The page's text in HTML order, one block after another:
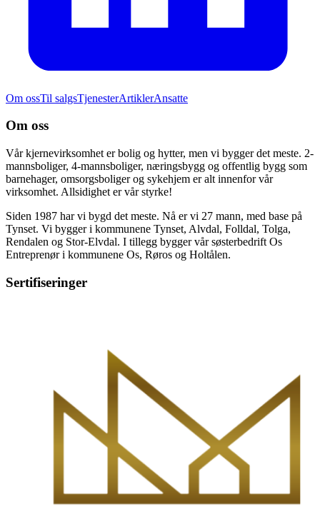
Om ossTil salgsTjenesterArtiklerAnsatte
Om oss
Vår kjernevirksomhet er bolig og hytter, men vi bygger det meste. 2-
mannsboliger, 4-mannsboliger, næringsbygg og offentlig bygg som
barnehager, omsorgsboliger og sykehjem er alt innenfor vår
virksomhet. Allsidighet er vår styrke!
Siden 1987 har vi bygd det meste. Nå er vi 27 mann, med base på
Tynset. Vi bygger i kommunene Tynset, Alvdal, Folldal, Tolga,
Rendalen og Stor-Elvdal. I tillegg bygger vår søsterbedrift Os
Entreprenør i kommunene Os, Røros og Holtålen.
Sertifiseringer